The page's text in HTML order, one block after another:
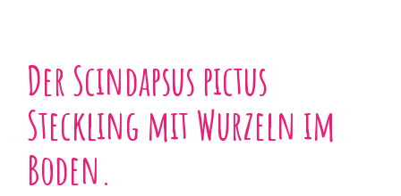
Der Scindapsus pictus
Steckling mit Wurzeln im
Boden.